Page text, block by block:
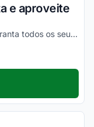
e aproveite
Garanta já a sua máxima economia e garanta todos os seus descontos ainda hoje!